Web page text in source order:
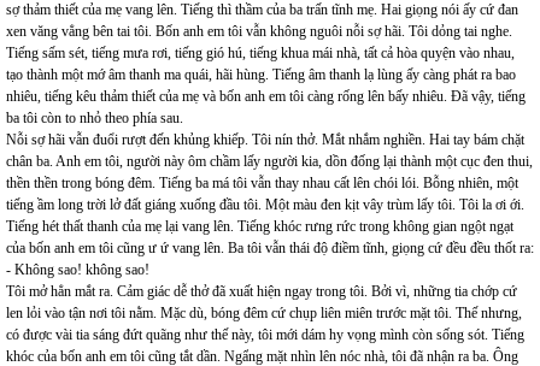
sợ thảm thiết của mẹ vang lên. Tiếng thì thầm của ba trấn tĩnh mẹ. Hai giọng nói ấy cứ đan
xen văng vẳng bên tai tôi. Bốn anh em tôi vẫn không nguôi nỗi sợ hãi. Tôi dỏng tai nghe.
Tiếng sấm sét, tiếng mưa rơi, tiếng gió hú, tiếng khua mái nhà, tất cả hòa quyện vào nhau,
tạo thành một mớ âm thanh ma quái, hãi hùng. Tiếng âm thanh lạ lùng ấy càng phát ra bao
nhiêu, tiếng kêu thảm thiết của mẹ và bốn anh em tôi càng rống lên bấy nhiêu. Đã vậy, tiếng
ba tôi còn to nhỏ theo phía sau.
Nỗi sợ hãi vẫn đuổi rượt đến khủng khiếp. Tôi nín thở. Mắt nhắm nghiền. Hai tay bám chặt
chân ba. Anh em tôi, người này ôm chầm lấy người kia, dồn đống lại thành một cục đen thui,
thền thền trong bóng đêm. Tiếng ba má tôi vẫn thay nhau cất lên chói lói. Bỗng nhiên, một
tiếng ầm long trời lở đất giáng xuống đầu tôi. Một màu đen kịt vây trùm lấy tôi. Tôi la ơi ới.
Tiếng hét thất thanh của mẹ lại vang lên. Tiếng khóc rưng rức trong không gian ngột ngạt
của bốn anh em tôi cũng ư ứ vang lên. Ba tôi vẫn thái độ điềm tĩnh, giọng cứ đều đều thốt ra:
- Không sao! không sao!
Tôi mở hẳn mắt ra. Cảm giác dễ thở đã xuất hiện ngay trong tôi. Bởi vì, những tia chớp cứ
len lỏi vào tận nơi tôi nằm. Mặc dù, bóng đêm cứ chụp liên miên trước mặt tôi. Thế nhưng,
có được vài tia sáng đứt quãng như thế này, tôi mới dám hy vọng mình còn sống sót. Tiếng
khóc của bốn anh em tôi cũng tắt dần. Ngẩng mặt nhìn lên nóc nhà, tôi đã nhận ra ba. Ông